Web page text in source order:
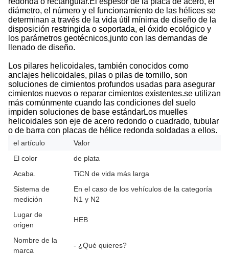
diámetro, el número y el funcionamiento de las hélices se
determinan a través de la vida útil mínima de diseño de la
disposición restringida o soportada, el óxido ecológico y
los parámetros geotécnicos,junto con las demandas de
llenado de diseño.
Los pilares helicoidales, también conocidos como
anclajes helicoidales, pilas o pilas de tornillo, son
soluciones de cimientos profundos usadas para asegurar
cimientos nuevos o reparar cimientos existentes.se utilizan
más comúnmente cuando las condiciones del suelo
impiden soluciones de base estándarLos muelles
helicoidales son eje de acero redondo o cuadrado, tubular
o de barra con placas de hélice redonda soldadas a ellos.
el artículo
Valor
El color
de plata
Acaba.
TiCN de vida más larga
Sistema de
medición
En el caso de los vehículos de la categoría
N1 y N2
Lugar de
origen
HEB
Nombre de la
marca
- ¿Qué quieres?